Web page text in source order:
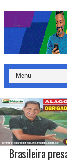
Brasileira